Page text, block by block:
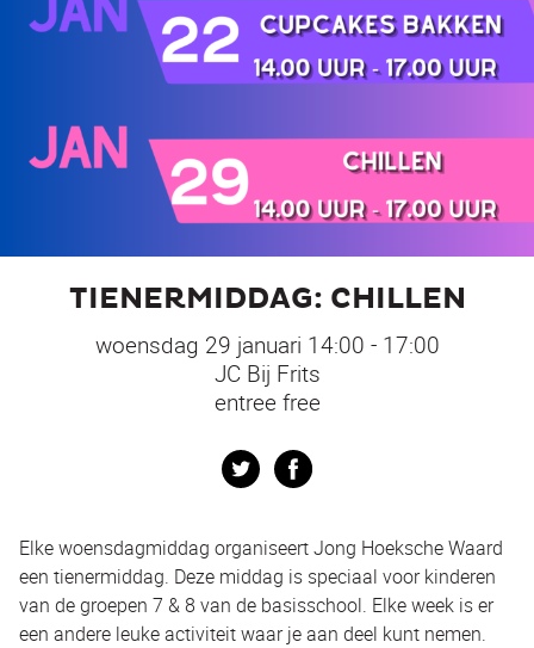
TIENERMIDDAG: CHILLEN
woensdag 29 januari 14:00 - 17:00
JC Bij Frits
entree free
Twitter
Elke woensdagmiddag organiseert Jong Hoeksche Waard
een tienermiddag. Deze middag is speciaal voor kinderen
van de groepen 7 & 8 van de basisschool. Elke week is er
een andere leuke activiteit waar je aan deel kunt nemen.